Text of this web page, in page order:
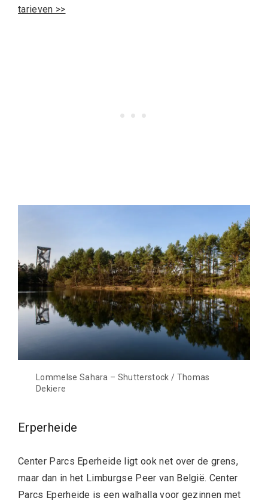
tarieven >>
Lommelse Sahara – Shutterstock / Thomas
Dekiere
Erperheide
Center Parcs Eperheide ligt ook net over de grens,
maar dan in het Limburgse Peer van België. Center
Parcs Eperheide is een walhalla voor gezinnen met